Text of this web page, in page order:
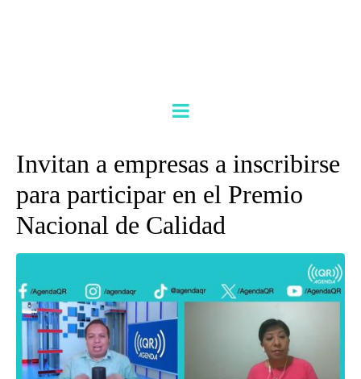
Invitan a empresas a inscribirse
para participar en el Premio
Nacional de Calidad